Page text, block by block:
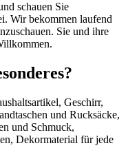
schauen Sie
Wir bekommen laufend
Sie und ihre
Geschirr,
und Rucksäcke,
und Schmuck,
Dekormaterial für jede